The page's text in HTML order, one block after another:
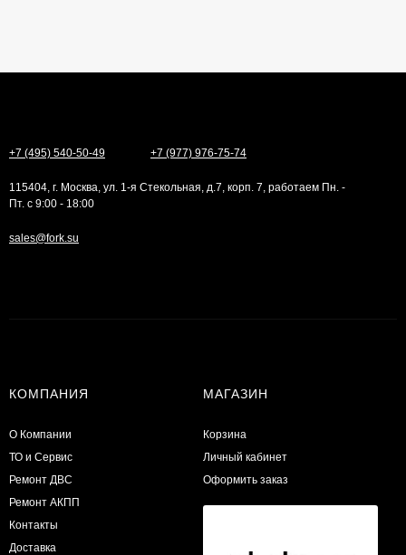
+7 (495) 540-50-49 +7 (977) 976-75-74
115404, г. Москва, ул. 1-я Стекольная, д.7, корп. 7, работаем Пн. -
Пт. с 9:00 - 18:00
sales@fork.su
КОМПАНИЯ
О Компании
ТО и Сервис
​Ремонт ДВС
Ремонт АКПП
Контакты
Доставка
МАГАЗИН
Корзина
Личный кабинет
Оформить заказ